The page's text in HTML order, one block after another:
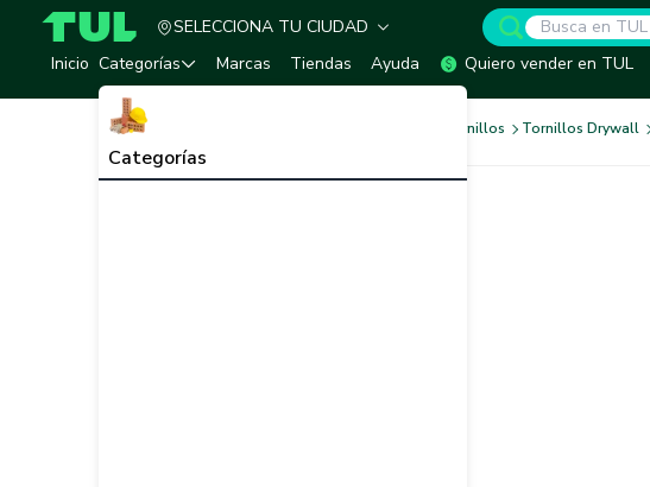
TUL - Tu Marketplace de Construcción
SELECCIONA TU CIUDAD
Inicio Categorías
Categorías
Marcas Tiendas Ayuda Quiero vender en TUL
Tornillos Tornillos Drywall